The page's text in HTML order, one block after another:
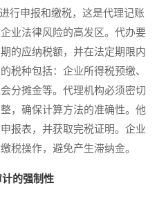
申报和缴税，这是代理记账
业法律风险的高发区。代办要
的应纳税额，并在法定期限内
税种包括：企业所得税预缴、
分摊金等。代理机构必须密切
，确保计算方法的准确性。他
报表，并获取完税证明。企业
税操作，避免产生滞纳金。
的强制性